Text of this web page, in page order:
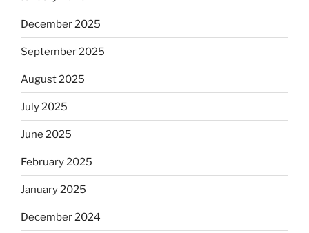
December 2025
September 2025
August 2025
July 2025
June 2025
February 2025
January 2025
December 2024